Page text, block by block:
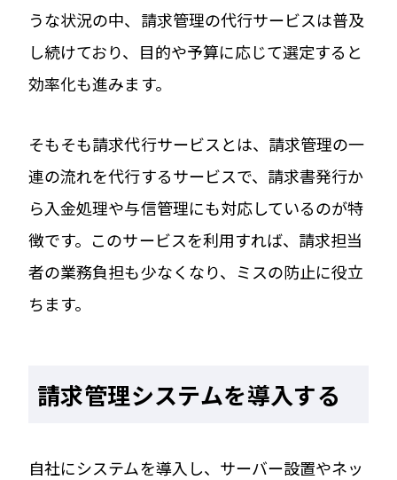
うな状況の中、請求管理の代行サービスは普及
し続けており、目的や予算に応じて選定すると
効率化も進みます。
そもそも請求代行サービスとは、請求管理の一
連の流れを代行するサービスで、請求書発行か
ら入金処理や与信管理にも対応しているのが特
徴です。このサービスを利用すれば、請求担当
者の業務負担も少なくなり、ミスの防止に役立
ちます。
請求管理システムを導入する
自社にシステムを導入し、サーバー設置やネッ